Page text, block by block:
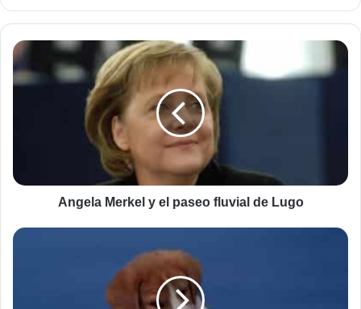
Angela
Merkel
y
Angela Merkel y el paseo fluvial de Lugo
Dos